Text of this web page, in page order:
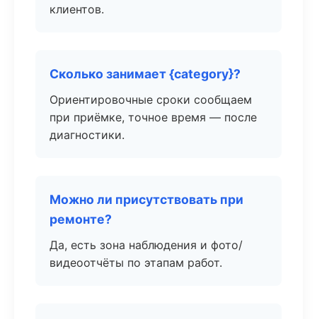
клиентов.
Сколько занимает {category}?
Ориентировочные сроки сообщаем
при приёмке, точное время — после
диагностики.
Можно ли присутствовать при
ремонте?
Да, есть зона наблюдения и фото/
видеоотчёты по этапам работ.